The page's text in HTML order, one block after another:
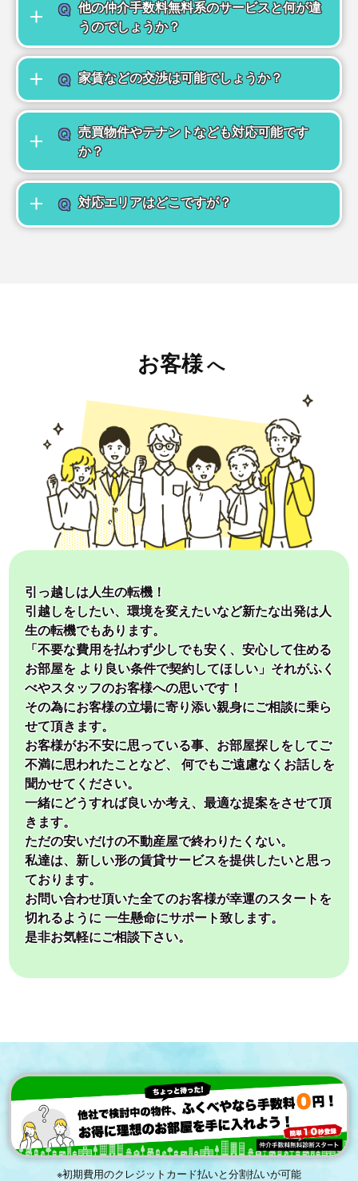
Q 他の仲介手数料無料系のサービスと何が違
うのでしょうか？
Q 家賃などの交渉は可能でしょうか？
Q 売買物件やテナントなども対応可能です
か？
Q 対応エリアはどこですが？
お客様へ
引っ越しは人生の転機！
引越しをしたい、環境を変えたいなど新たな出発は人
生の転機でもあります。
「不要な費用を払わず少しでも安く、安心して住める
お部屋を より良い条件で契約してほしい」それがふく
べやスタッフのお客様への思いです！
その為にお客様の立場に寄り添い親身にご相談に乗ら
せて頂きます。
お客様がお不安に思っている事、お部屋探しをしてご
不満に思われたことなど、 何でもご遠慮なくお話しを
聞かせてください。
一緒にどうすれば良いか考え、最適な提案をさせて頂
きます。
ただの安いだけの不動産屋で終わりたくない。
私達は、新しい形の賃貸サービスを提供したいと思っ
ております。
お問い合わせ頂いた全てのお客様が幸運のスタートを
切れるように 一生懸命にサポート致します。
是非お気軽にご相談下さい。
※初期費用のクレジットカード払いと分割払いが可能